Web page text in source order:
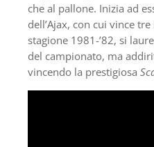
che al pallone. Inizia ad
dell’Ajax, con cui vince
stagione 1981-’82, si
del campionato, ma
vincendo la prestigiosa